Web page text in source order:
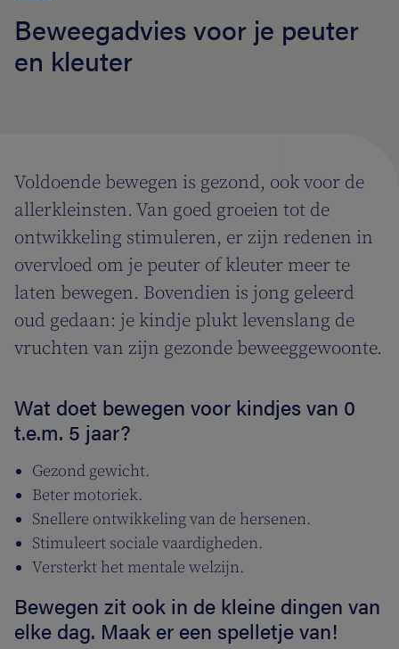
Beweegadvies voor je peuter
en kleuter
Voldoende bewegen is gezond, ook voor de
allerkleinsten. Van goed groeien tot de
ontwikkeling stimuleren, er zijn redenen in
overvloed om je peuter of kleuter meer te
laten bewegen. Bovendien is jong geleerd
oud gedaan: je kindje plukt levenslang de
vruchten van zijn gezonde beweeggewoonte.
Wat doet bewegen voor kindjes van 0
t.e.m. 5 jaar?
Gezond gewicht.
Beter motoriek.
Snellere ontwikkeling van de hersenen.
Stimuleert sociale vaardigheden.
Versterkt het mentale welzijn.
Bewegen zit ook in de kleine dingen van
elke dag. Maak er een spelletje van!